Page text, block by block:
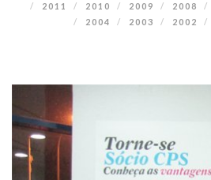
2011
2010 2009 2008
2004
2003 2002